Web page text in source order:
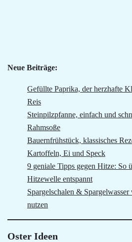
Neue Beiträge:
Gefüllte Paprika, der herzhafte
Reis
Steinpilzpfanne, einfach und
Rahmsoße
Bauernfrühstück, klassisches
Kartoffeln, Ei und Speck
9 geniale Tipps gegen Hitze: So
Hitzewelle entspannt
Spargelschalen &
nutzen
Oster Ideen